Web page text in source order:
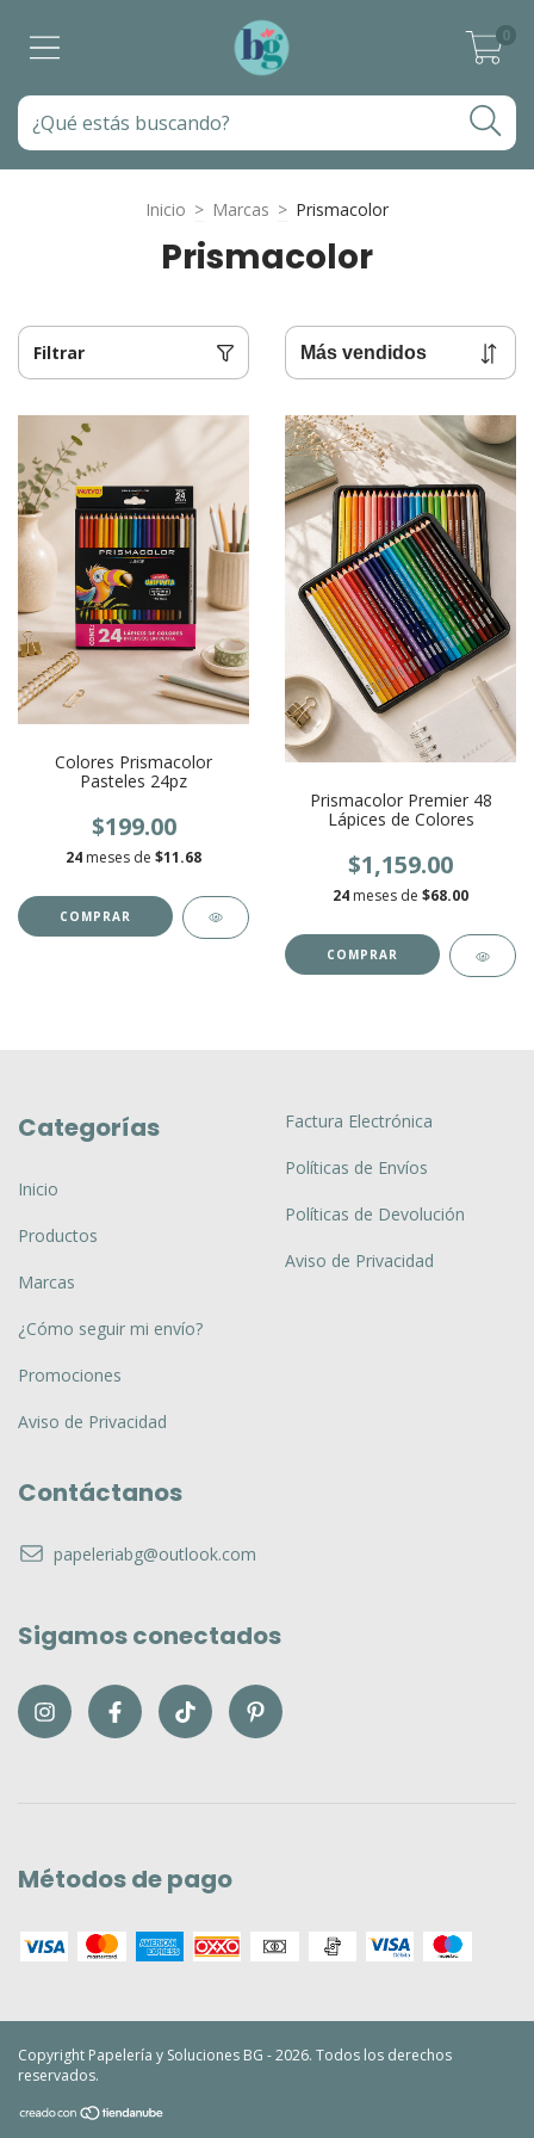
0
Inicio > Marcas > Prismacolor
Prismacolor
Filtrar
Colores Prismacolor
Pasteles 24pz
$199.00
24 meses de $11.68
Prismacolor Premier 48
Lápices de Colores
$1,159.00
24 meses de $68.00
Categorías
Inicio
Productos
Marcas
¿Cómo seguir mi envío?
Promociones
Aviso de Privacidad
Factura Electrónica
Políticas de Envíos
Políticas de Devolución
Aviso de Privacidad
Contáctanos
papeleriabg@outlook.com
Sigamos conectados
Métodos de pago
Copyright Papelería y Soluciones BG - 2026. Todos los derechos
reservados.